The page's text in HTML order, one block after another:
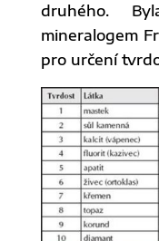
druhého.
mineralogem
pro určení